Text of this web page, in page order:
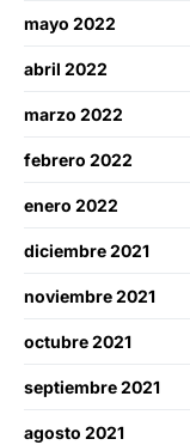
mayo 2022
abril 2022
marzo 2022
febrero 2022
enero 2022
diciembre 2021
noviembre 2021
octubre 2021
septiembre 2021
agosto 2021